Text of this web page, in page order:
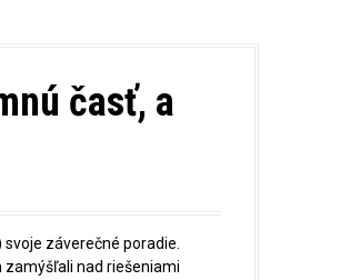
časť, a
záverečné poradie.
nad riešeniami